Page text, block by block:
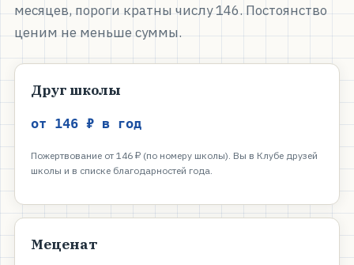
месяцев, пороги кратны числу 146. Постоянство
ценим не меньше суммы.
Друг школы
от 146 ₽ в год
Пожертвование от 146 ₽ (по номеру школы). Вы в Клубе друзей
школы и в списке благодарностей года.
Меценат